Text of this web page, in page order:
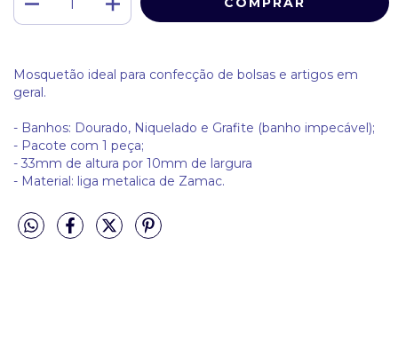
Mosquetão ideal para confecção de bolsas e artigos em
geral.
- Banhos: Dourado, Niquelado e Grafite (banho impecável);
- Pacote com 1 peça;
- 33mm de altura por 10mm de largura
- Material: liga metalica de Zamac.